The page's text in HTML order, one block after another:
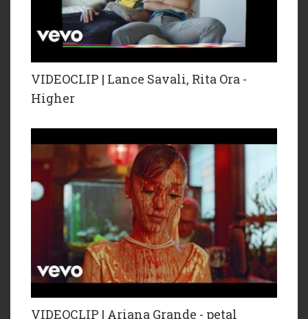
VIDEOCLIP | Lance Savali, Rita Ora -
Higher
VIDEOCLIP | Ariana Grande - petal